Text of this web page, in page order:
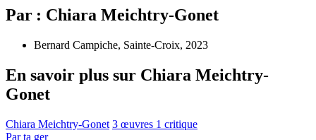
Par : Chiara Meichtry-Gonet
Bernard Campiche, Sainte-Croix, 2023
En savoir plus sur Chiara Meichtry-
Gonet
Chiara Meichtry-Gonet 3 œuvres 1 critique
Par ta ger